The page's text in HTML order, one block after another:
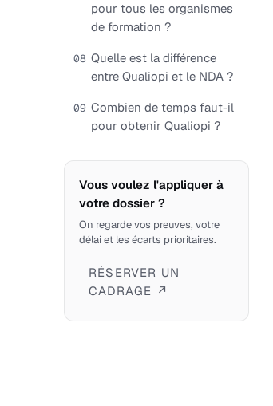
pour tous les organismes
de formation ?
08 Quelle est la différence
entre Qualiopi et le NDA ?
09 Combien de temps faut-il
pour obtenir Qualiopi ?
Vous voulez l'appliquer à
votre dossier ?
On regarde vos preuves, votre
délai et les écarts prioritaires.
RÉSERVER UN
CADRAGE ↗